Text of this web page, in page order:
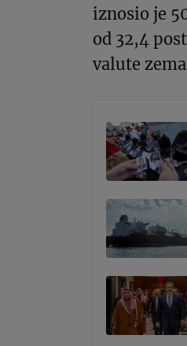
iznosio je
od 32,4
valute